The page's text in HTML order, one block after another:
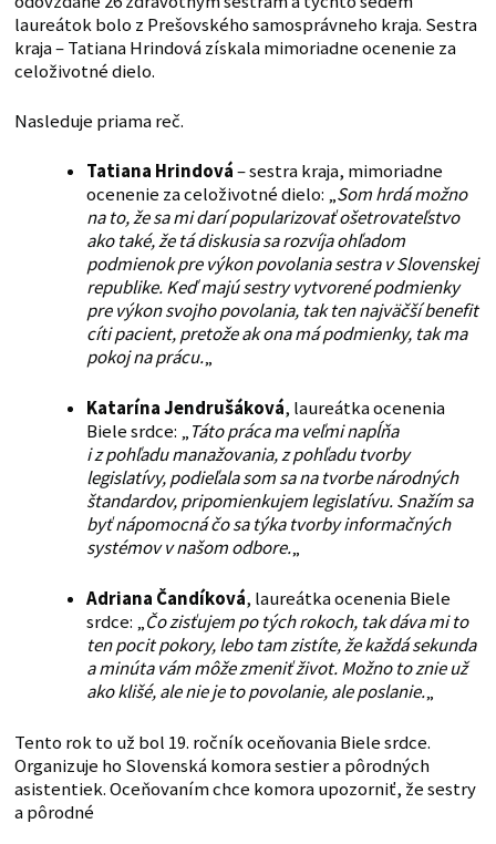
laureátok bolo z Prešovského samosprávneho kraja. Sestra
kraja – Tatiana Hrindová získala mimoriadne ocenenie za
celoživotné dielo.
Nasleduje priama reč.
Tatiana Hrindová– sestra kraja, mimoriadne
ocenenie za celoživotné dielo: „Som hrdá možno
na to, že sa mi darí popularizovať ošetrovateľstvo
ako také, že tá diskusia sa rozvíja ohľadom
podmienok pre výkon povolania sestra v Slovenskej
republike. Keď majú sestry vytvorené podmienky
pre výkon svojho povolania, tak ten najväčší benefit
cíti pacient, pretože ak ona má podmienky, tak ma
pokoj na prácu.„
Katarína Jendrušáková, laureátka ocenenia
Biele srdce: „Táto práca ma veľmi napĺňa
i z pohľadu manažovania, z pohľadu tvorby
legislatívy, podieľala som sa na tvorbe národných
štandardov, pripomienkujem legislatívu. Snažím sa
byť nápomocná čo sa týka tvorby informačných
systémov v našom odbore.„
Adriana Čandíková, laureátka ocenenia Biele
srdce: „Čo zisťujem po tých rokoch, tak dáva mi to
ten pocit pokory, lebo tam zistíte, že každá sekunda
a minúta vám môže zmeniť život. Možno to znie už
ako klišé, ale nie je to povolanie, ale poslanie.„
Tento rok to už bol 19. ročník oceňovania Biele srdce.
Organizuje ho Slovenská komora sestier a pôrodných
asistentiek. Oceňovaním chce komora upozorniť, že sestry
a pôrodné